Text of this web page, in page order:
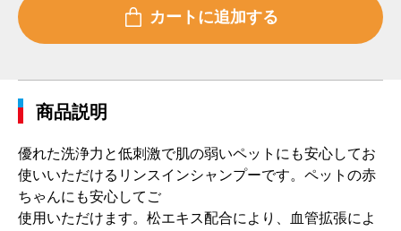
商品説明
優れた洗浄力と低刺激で肌の弱いペットにも安心してお
使いいただけるリンスインシャンプーです。ペットの赤
ちゃんにも安心してご
使用いただけます。松エキス配合により、血管拡張によ